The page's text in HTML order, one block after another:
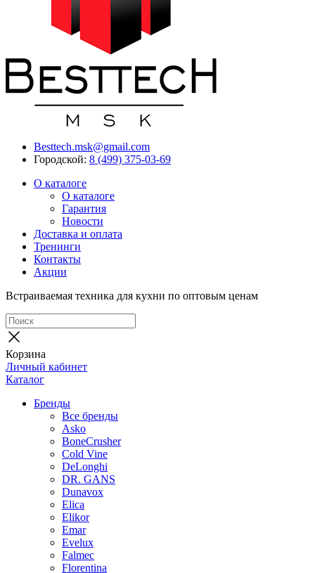
Besttech.msk@gmail.com
Городской: 8 (499) 375-03-69
О каталоге
О каталоге
Гарантия
Новости
Доставка и оплата
Тренинги
Контакты
Акции
Встраиваемая техника для кухни по оптовым ценам
Корзина
Личный кабинет
Каталог
Бренды
Все бренды
Asko
BoneCrusher
Cold Vine
DeLonghi
DR. GANS
Dunavox
Elica
Elikor
Emar
Evelux
Falmec
Florentina